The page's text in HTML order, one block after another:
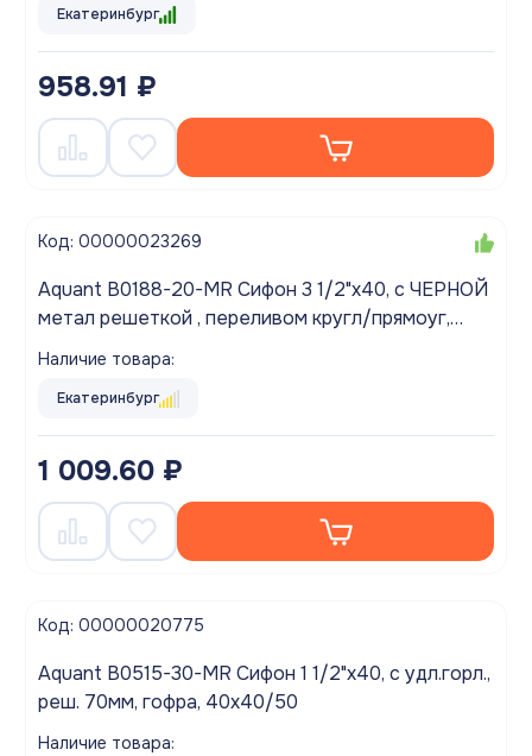
Екатеринбург
958.91 ₽
Код: 00000023269
Aquant B0188-20-MR Сифон 3 1/2"х40, с ЧЕРНОЙ
метал решеткой , переливом кругл/прямоуг,
гофра, 40х40/50
Наличие товара:
Екатеринбург
1 009.60 ₽
Код: 00000020775
Aquant B0515-30-MR Сифон 1 1/2"х40, с удл.горл.,
реш. 70мм, гофра, 40х40/50
Наличие товара: